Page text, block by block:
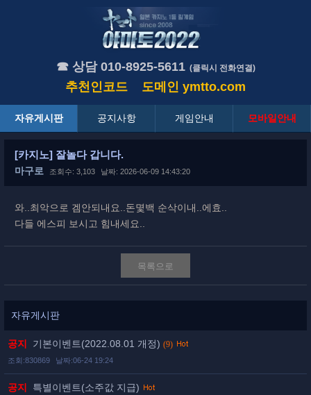
☎ 상담 010-8925-5611 (클릭시 전화연결)
추천인코드 도메인 ymtto.com
자유게시판 공지사항 게임안내 모바일안내
[카지노] 잘놀다 갑니다.
마구로 조회수: 3,103 날짜: 2026-06-09 14:43:20
와..최악으로 겜안되내요..돈몇백 순삭이내..에효..
다들 에스피 보시고 힘내세요..
목록으로
자유게시판
공지 기본이벤트(2022.08.01 개정) (9)
조회:830869 날짜:06-24 19:24
공지 특별이벤트(소주값 지급)